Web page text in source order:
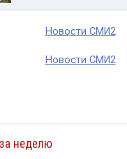
Новости СМИ2
Новости СМИ2
неделю